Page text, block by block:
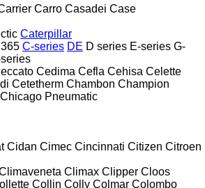
Carro Casadei Case
Caterpillar
365 C-series DE D series E-series G-
Cedima Cefla Cehisa Celette
Cetetherm Chambon Champion
Chicago Pneumatic
Cidan Cimec Cincinnati Citizen Citroen
Climax Clipper Cloos
Collin Colly Colmar Colombo